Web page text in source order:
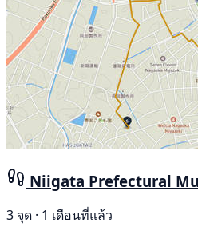
Niigata Prefectural
3 จุด · 1 เดือนที่แล้ว